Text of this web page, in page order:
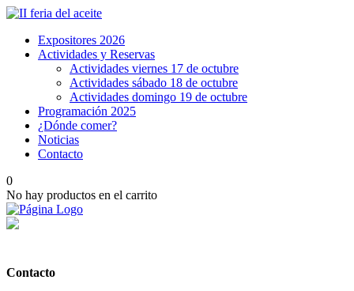
Expositores 2026
Actividades y Reservas
Actividades viernes 17 de octubre
Actividades sábado 18 de octubre
Actividades domingo 19 de octubre
Programación 2025
¿Dónde comer?
Noticias
Contacto
0
No hay productos en el carrito
Contacto